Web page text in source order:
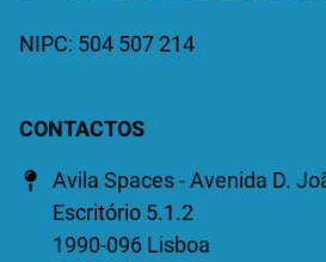
NIPC: 504 507 214
CONTACTOS
Morada
Avila Spaces - Avenida D.
Escritório 5.1.2
1990-096 Lisboa